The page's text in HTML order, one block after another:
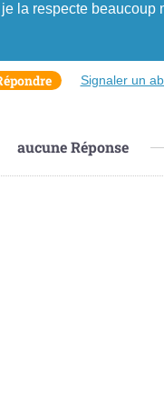
la respecte
Signaler un
aucuneRéponse